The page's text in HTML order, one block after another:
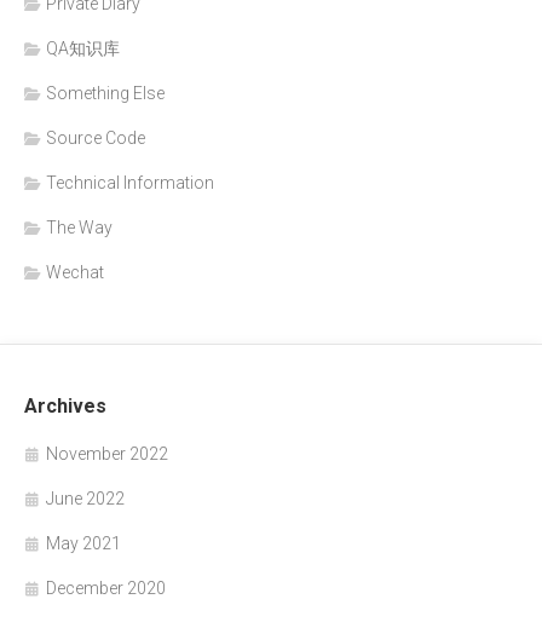
QA知识库
Something Else
Source Code
Technical Information
The Way
Wechat
Archives
November 2022
June 2022
May 2021
December 2020